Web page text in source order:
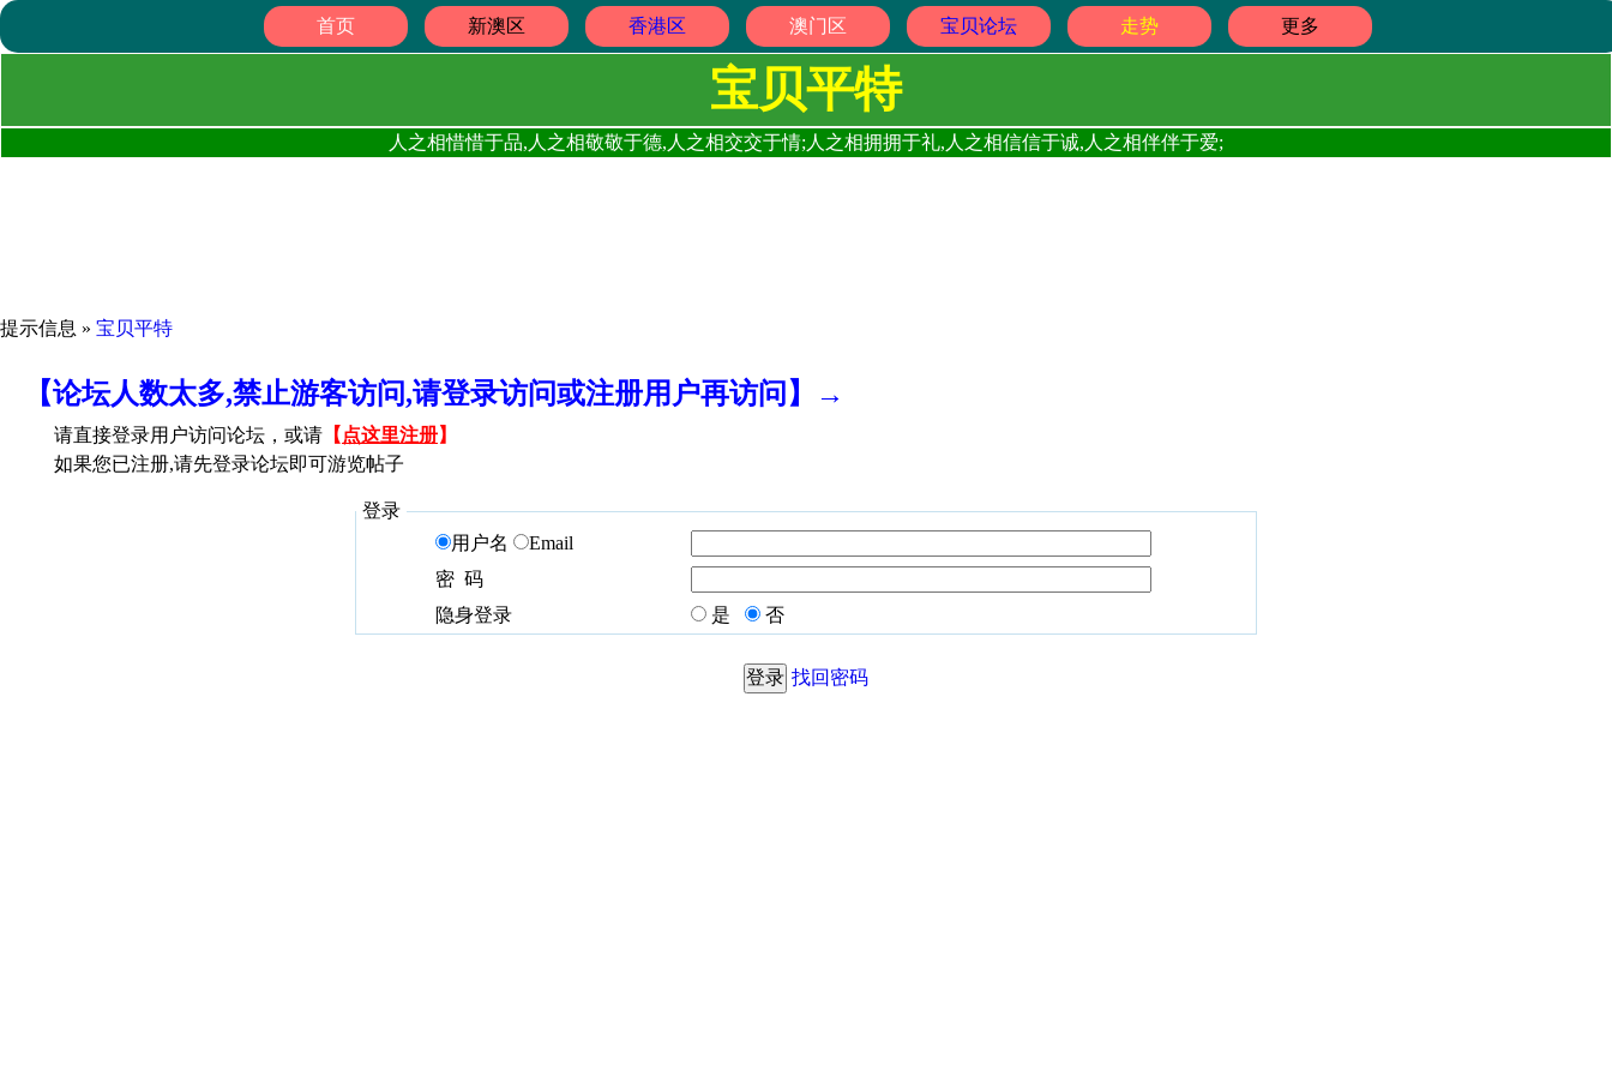
首页 新澳区 香港区 澳门区 宝贝论坛 走势 更多
宝贝平特
人之相惜惜于品,人之相敬敬于德,人之相交交于情;人之相拥拥于礼,人之相信信于诚,人之相伴伴于爱;
提示信息 » 宝贝平特
【论坛人数太多,禁止游客访问,请登录访问或注册用户再访问】→
请直接登录用户访问论坛，或请 【 点这里注册】
如果您已注册,请先登录论坛即可游览帖子
登录
用户名
Email
密 码
隐身登录
是 否
找回密码